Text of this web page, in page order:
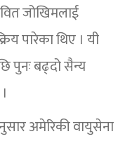
जोखिमलाई
पारेका थिए । यी
पुनः बढ्दो सैन्य
अमेरिकी वायुसेना